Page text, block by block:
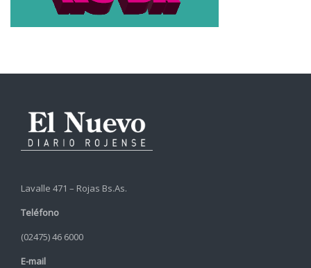
Lavalle 471 – Rojas Bs.As.
Teléfono
(02475) 46 6000
E-mail